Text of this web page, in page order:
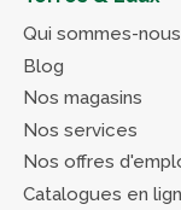
Qui sommes-nous
Blog
Nos magasins
Nos services
Nos offres
Catalogues en